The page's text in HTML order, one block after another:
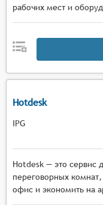
рабочих мест и
Hotdesk
IPG
Hotdesk — это сервис
переговорных
офис и экономить на